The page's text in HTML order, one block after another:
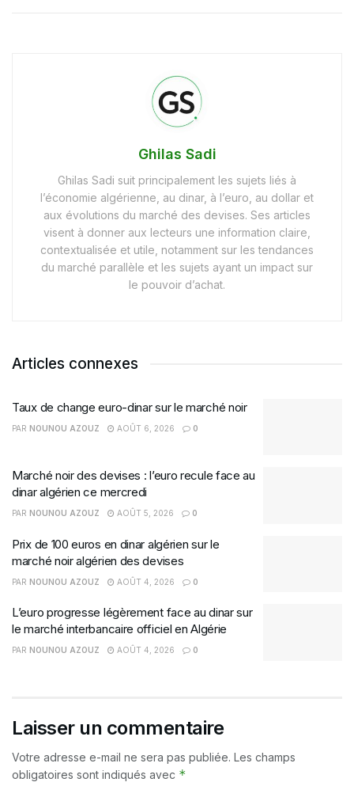
Ghilas Sadi
Ghilas Sadi suit principalement les sujets liés à
l’économie algérienne, au dinar, à l’euro, au dollar et
aux évolutions du marché des devises. Ses articles
visent à donner aux lecteurs une information claire,
contextualisée et utile, notamment sur les tendances
du marché parallèle et les sujets ayant un impact sur
le pouvoir d’achat.
Articles connexes
Taux de change euro-dinar sur le marché noir
PAR NOUNOU AZOUZ AOÛT 6, 2026 0
Marché noir des devises : l’euro recule face au
dinar algérien ce mercredi
PAR NOUNOU AZOUZ AOÛT 5, 2026 0
Prix de 100 euros en dinar algérien sur le
marché noir algérien des devises
PAR NOUNOU AZOUZ AOÛT 4, 2026 0
L’euro progresse légèrement face au dinar sur
le marché interbancaire officiel en Algérie
PAR NOUNOU AZOUZ AOÛT 4, 2026 0
Laisser un commentaire
Votre adresse e-mail ne sera pas publiée. Les champs
obligatoires sont indiqués avec *